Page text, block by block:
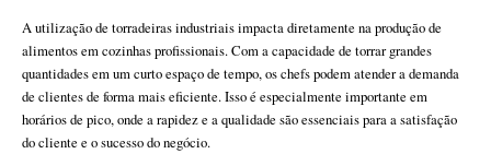
A utilização de torradeiras industriais impacta diretamente na produção de
alimentos em cozinhas profissionais. Com a capacidade de torrar grandes
quantidades em um curto espaço de tempo, os chefs podem atender a demanda
de clientes de forma mais eficiente. Isso é especialmente importante em
horários de pico, onde a rapidez e a qualidade são essenciais para a satisfação
do cliente e o sucesso do negócio.